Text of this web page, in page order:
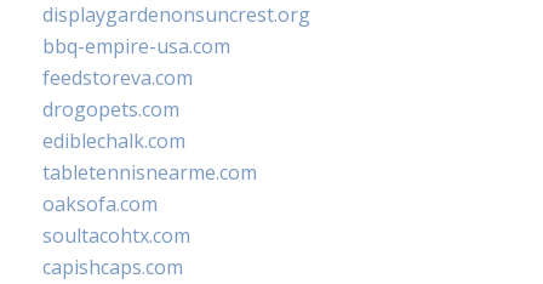
displaygardenonsuncrest.org
bbq-empire-usa.com
feedstoreva.com
drogopets.com
ediblechalk.com
tabletennisnearme.com
oaksofa.com
soultacohtx.com
capishcaps.com